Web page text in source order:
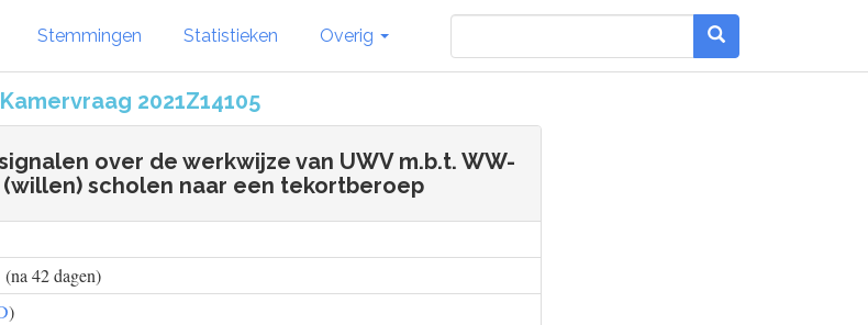
Stemmingen Statistieken Overig
Kamervraag 2021Z14105
over de werkwijze van UWV m.b.t. WW-
scholen naar een tekortberoep
(na 42 dagen)
)